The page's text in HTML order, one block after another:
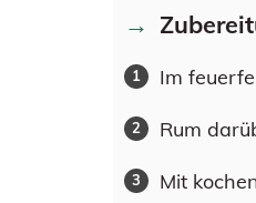
Im
Rum
Mit